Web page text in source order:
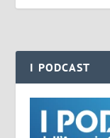
I PODCAST